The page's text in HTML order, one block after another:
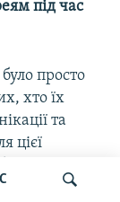
під час
просто
хто їх
та
цієї
неї не було